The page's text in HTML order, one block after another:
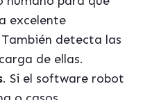
excelente
detecta las
de ellas.
. Si el software robot